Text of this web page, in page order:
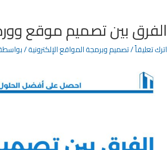
الفرق بين تصميم موقع
اترك تعليقاً/تصميم وبرمجة المواقع الإلكترونية/